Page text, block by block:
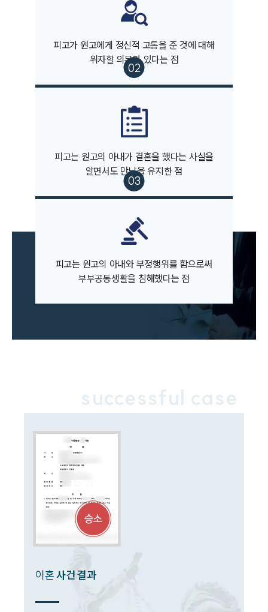
그룹소개
대륜의 강점
오시는 길
글로벌 파트너 로펌
고객의 소리
통합검색
AI대륜
주요 업무사례
법률정보
민사그룹 업무
전체
손해배상 · 민사전문변호사
소식/자료
공지사항
법률서식
뉴스레터/브로슈어
피고가 원고에게 정신적 고통을 준 것에 대해
위자할 의무가 있다는 점
피고는 원고의 아내가 결혼을 했다는 사실을
알면서도 만남을 유지한 점
피고는 원고의 아내와 부정행위를 함으로써
부부공동생활을 침해했다는 점
successful case
이혼사건 결과